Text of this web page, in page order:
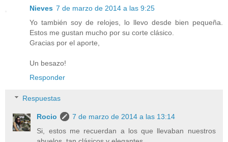
Nieves 7 de marzo de 2014 a las 9:25
Yo también soy de relojes, lo llevo desde bien pequeña.
Estos me gustan mucho por su corte clásico.
Gracias por el aporte,
Un besazo!
Responder
Respuestas
Rocio
7 de marzo de 2014 a las 13:14
Si, estos me recuerdan a los que llevaban nuestros